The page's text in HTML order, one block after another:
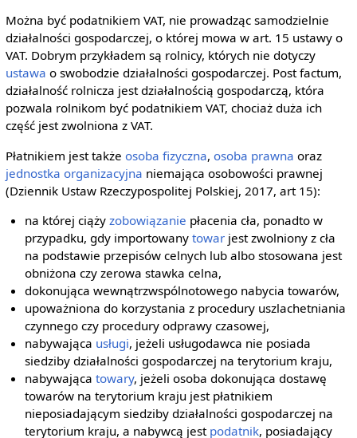
Można być podatnikiem VAT, nie prowadząc samodzielnie
działalności gospodarczej, o której mowa w art. 15 ustawy o
VAT. Dobrym przykładem są rolnicy, których nie dotyczy
ustawa o swobodzie działalności gospodarczej. Post factum,
działalność rolnicza jest działalnością gospodarczą, która
pozwala rolnikom być podatnikiem VAT, chociaż duża ich
część jest zwolniona z VAT.
Płatnikiem jest także osoba fizyczna, osoba prawna oraz
jednostka organizacyjna niemająca osobowości prawnej
(Dziennik Ustaw Rzeczypospolitej Polskiej, 2017, art 15):
na której ciążyzobowiązanie płacenia cła, ponadto w
przypadku, gdy importowanytowar jest zwolniony z cła
na podstawie przepisów celnych lub albo stosowana jest
obniżona czy zerowa stawka celna,
dokonująca wewnątrzwspólnotowego nabycia towarów,
upoważniona do korzystania z procedury uszlachetniania
czynnego czy procedury odprawy czasowej,
nabywająca usługi, jeżeli usługodawca nie posiada
siedziby działalności gospodarczej na terytorium kraju,
nabywającatowary, jeżeli osoba dokonująca dostawę
towarów na terytorium kraju jest płatnikiem
nieposiadającym siedziby działalności gospodarczej na
terytorium kraju, a nabywcą jest podatnik, posiadający